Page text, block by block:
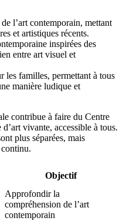
l’art contemporain, mettant
et artistiques récents.
inspirées des
entre art visuel et
les familles, permettant à tous
manière ludique et
contribue à faire du Centre
vivante, accessible à tous.
plus séparées, mais
Objectif
Approfondir la
compréhension de l’art
contemporain